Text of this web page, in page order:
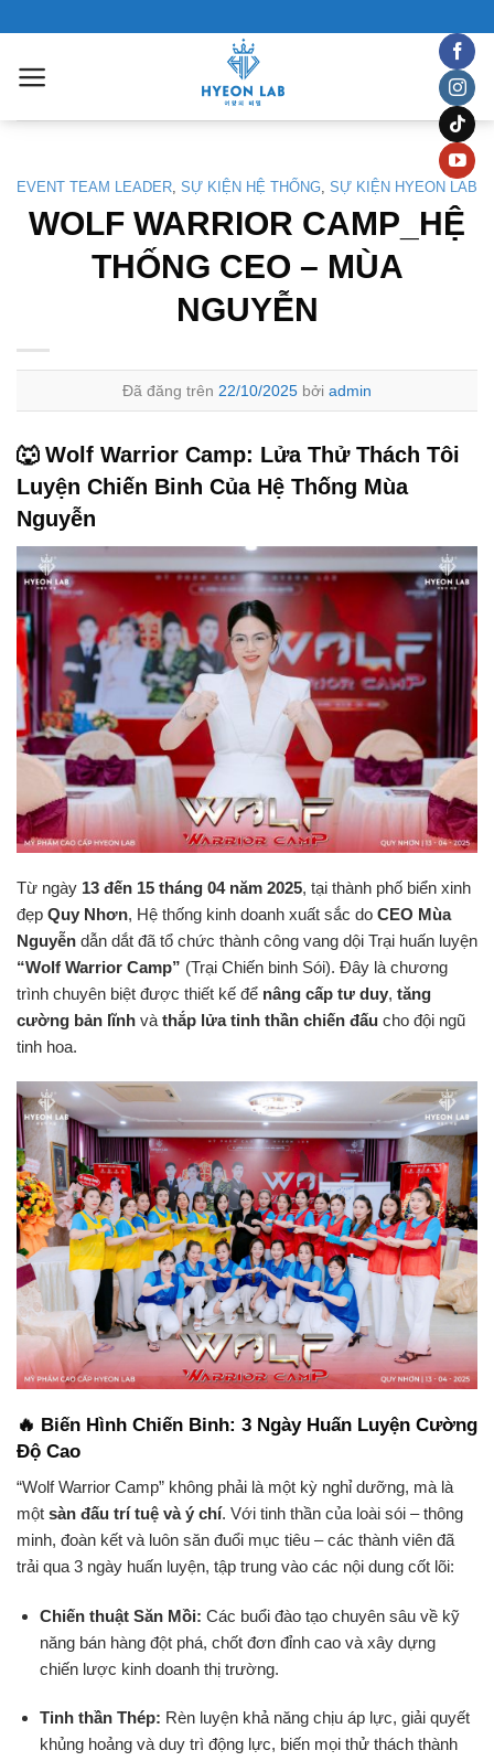
nội
EVENT TEAM LEADER, SỰ KIỆN HỆ THỐNG, SỰ KIỆN HYEON LAB
WOLF WARRIOR CAMP_HỆ
THỐNG CEO – MÙA
NGUYỄN
Đã đăng trên 22/10/2025 bởi admin
🐺 Wolf Warrior Camp: Lửa Thử Thách Tôi
Luyện Chiến Binh Của Hệ Thống Mùa
Nguyễn
Từ ngày 13 đến 15 tháng 04 năm 2025, tại thành phố biển xinh
đẹp Quy Nhơn, Hệ thống kinh doanh xuất sắc do CEO Mùa
Nguyễn dẫn dắt đã tổ chức thành công vang dội Trại huấn luyện
“Wolf Warrior Camp” (Trại Chiến binh Sói). Đây là chương
trình chuyên biệt được thiết kế để nâng cấp tư duy, tăng
cường bản lĩnh và thắp lửa tinh thần chiến đấu cho đội ngũ
tinh hoa.
🔥 Biến Hình Chiến Binh: 3 Ngày Huấn Luyện Cường
Độ Cao
“Wolf Warrior Camp” không phải là một kỳ nghỉ dưỡng, mà là
một sàn đấu trí tuệ và ý chí. Với tinh thần của loài sói – thông
minh, đoàn kết và luôn săn đuổi mục tiêu – các thành viên đã
trải qua 3 ngày huấn luyện, tập trung vào các nội dung cốt lõi:
Chiến thuật Săn Mồi: Các buổi đào tạo chuyên sâu về kỹ
năng bán hàng đột phá, chốt đơn đỉnh cao và xây dựng
chiến lược kinh doanh thị trường.
Tinh thần Thép: Rèn luyện khả năng chịu áp lực, giải quyết
khủng hoảng và duy trì động lực, biến mọi thử thách thành